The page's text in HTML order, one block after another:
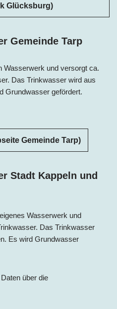
Glücksburg)
Gemeinde Tarp
Wasserwerk und versorgt ca.
Das Trinkwasser wird aus
Grundwasser gefördert.
Gemeinde Tarp)
Stadt Kappeln und
Wasserwerk und
Das Trinkwasser
Es wird Grundwasser
über die